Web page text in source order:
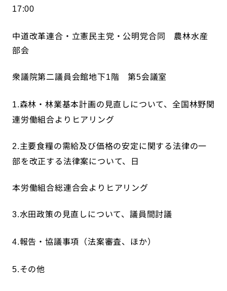
17:00
中道改革連合・立憲民主党・公明党合同 農林水産
部会
衆議院第二議員会館地下1階 第5会議室
1.森林・林業基本計画の見直しについて、全国林野関
連労働組合よりヒアリング
2.主要食糧の需給及び価格の安定に関する法律の一
部を改正する法律案について、日
本労働組合総連合会よりヒアリング
3.水田政策の見直しについて、議員間討議
4.報告・協議事項（法案審査、ほか）
5.その他